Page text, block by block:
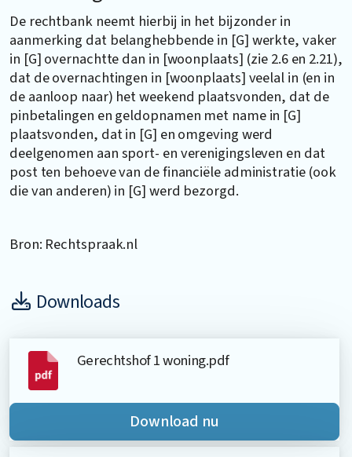
De rechtbank neemt hierbij in het bijzonder in
aanmerking dat belanghebbende in [G] werkte, vaker
in [G] overnachtte dan in [woonplaats] (zie 2.6 en 2.21),
dat de overnachtingen in [woonplaats] veelal in (en in
de aanloop naar) het weekend plaatsvonden, dat de
pinbetalingen en geldopnamen met name in [G]
plaatsvonden, dat in [G] en omgeving werd
deelgenomen aan sport- en verenigingsleven en dat
post ten behoeve van de financiële administratie (ook
die van anderen) in [G] werd bezorgd.
Bron: Rechtspraak.nl
Downloads
Gerechtshof 1 woning.pdf
Download nu